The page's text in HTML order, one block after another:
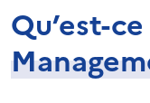
Qu’est-